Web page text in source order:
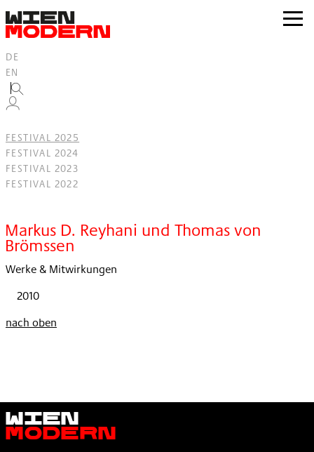
springen
zur
DE
EN
FESTIVAL 2025
FESTIVAL 2024
FESTIVAL 2023
FESTIVAL 2022
Markus D. Reyhani und Thomas von
Brömssen
Werke & Mitwirkungen
2010
nach oben
Wien
Modern